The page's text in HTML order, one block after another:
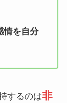
情を自分
するのは非